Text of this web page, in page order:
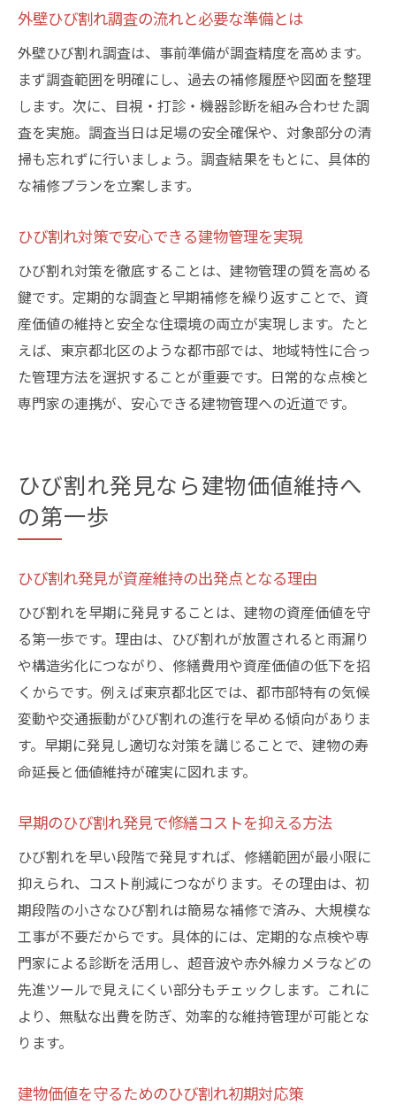
解説
効率的なひび割れ調査でトラブルを予防す
る方法
調査結果を活かしたひび割れ補修の進め方
ひび割れ放置を防ぐための継続的な管理術
早めのひび割れ調査で雨漏りを予防しよう
方法
雨漏り防止のための早期ひび割れチェック
術
ひび割れ発見から雨漏り対策までの流れを
解説
雨漏りを引き起こすひび割れの特徴とは
ひび割れ調査で分かる建物の弱点ポイント
ひび割れ調査が建物管理にもたらす意外な
利点
紹介
美観維持にも役立つひび割れ調査の効果
ひび割れ発見で修繕費用を抑えられる理由
将来の大規模修繕を防ぐひび割れ調査の重
要性
ひび割れ調査が安心な暮らしを支える仕組
み
資産を守るためのひび割れチェック方法
資産防衛に直結するひび割れチェックの基
ひび割れを見逃さない日常点検のコツ
専門家がすすめる効果的なひび割れ調査法
資産価値を維持するためのひび割れ管理術
ひび割れの早期発見で損失リスクを最小限
に
安心できる建物運用のためのひび割れ点検
外壁ひび割れ調査の流れと必要な準備とは
外壁ひび割れ調査は、事前準備が調査精度を高めます。
まず調査範囲を明確にし、過去の補修履歴や図面を整理
します。次に、目視・打診・機器診断を組み合わせた調
査を実施。調査当日は足場の安全確保や、対象部分の清
掃も忘れずに行いましょう。調査結果をもとに、具体的
な補修プランを立案します。
ひび割れ対策で安心できる建物管理を実現
ひび割れ対策を徹底することは、建物管理の質を高める
鍵です。定期的な調査と早期補修を繰り返すことで、資
産価値の維持と安全な住環境の両立が実現します。たと
えば、東京都北区のような都市部では、地域特性に合っ
た管理方法を選択することが重要です。日常的な点検と
専門家の連携が、安心できる建物管理への近道です。
ひび割れ発見なら建物価値維持へ
の第一歩
ひび割れ発見が資産維持の出発点となる理由
ひび割れを早期に発見することは、建物の資産価値を守
る第一歩です。理由は、ひび割れが放置されると雨漏り
や構造劣化につながり、修繕費用や資産価値の低下を招
くからです。例えば東京都北区では、都市部特有の気候
変動や交通振動がひび割れの進行を早める傾向がありま
す。早期に発見し適切な対策を講じることで、建物の寿
命延長と価値維持が確実に図れます。
早期のひび割れ発見で修繕コストを抑える方法
ひび割れを早い段階で発見すれば、修繕範囲が最小限に
抑えられ、コスト削減につながります。その理由は、初
期段階の小さなひび割れは簡易な補修で済み、大規模な
工事が不要だからです。具体的には、定期的な点検や専
門家による診断を活用し、超音波や赤外線カメラなどの
先進ツールで見えにくい部分もチェックします。これに
より、無駄な出費を防ぎ、効率的な維持管理が可能とな
ります。
建物価値を守るためのひび割れ初期対応策